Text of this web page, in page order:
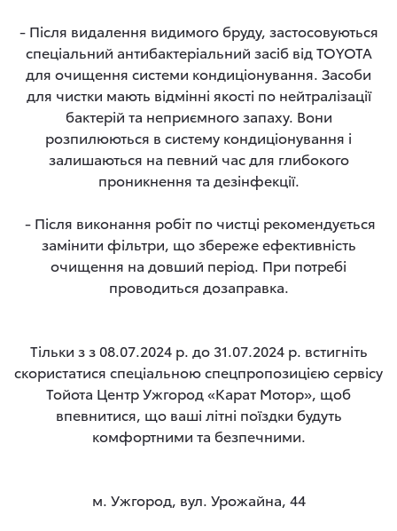
- Після видалення видимого бруду, застосовуються
спеціальний антибактеріальний засіб від TOYOTA
для очищення системи кондиціонування. Засоби
для чистки мають відмінні якості по нейтралізації
бактерій та неприємного запаху. Вони
розпилюються в систему кондиціонування і
залишаються на певний час для глибокого
проникнення та дезінфекції.
- Після виконання робіт по чистці рекомендується
замінити фільтри, що збереже ефективність
очищення на довший період. При потребі
проводиться дозаправка.
Тільки з з 08.07.2024 р. до 31.07.2024 р. встигніть
скористатися спеціальною спецпропозицією сервісу
Тойота Центр Ужгород «Карат Мотор», щоб
впевнитися, що ваші літні поїздки будуть
комфортними та безпечними.
м. Ужгород, вул. Урожайна, 44